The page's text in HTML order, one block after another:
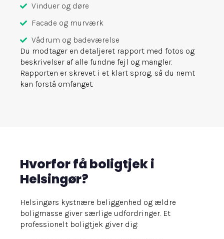
Vinduer og døre
Facade og murværk
Vådrum og badeværelse
Du modtager en detaljeret rapport med fotos og
beskrivelser af alle fundne fejl og mangler.
Rapporten er skrevet i et klart sprog, så du nemt
kan forstå omfanget.
Hvorfor få boligtjek i
Helsingør?
Helsingørs kystnære beliggenhed og ældre
boligmasse giver særlige udfordringer. Et
professionelt boligtjek giver dig: